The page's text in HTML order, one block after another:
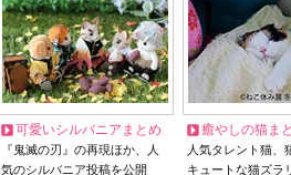
可愛いシルバニアまとめ
『鬼滅の刃』の再現ほか、人
気のシルバニア投稿を公開
癒やしの猫ま
人気タレント猫
キュートな猫ズラ